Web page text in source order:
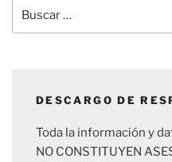
por:
DESCARGO DE
Toda la información y
NO CONSTITUYEN